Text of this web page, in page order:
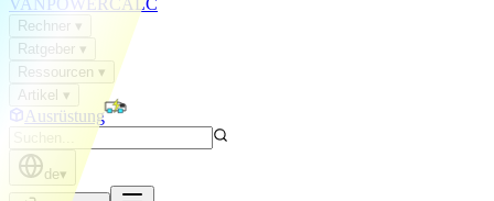
VAN POWERCALC
Rechner ▾
Ratgeber ▾
Ressourcen ▾
Artikel ▾
Ausrüstung
de▾